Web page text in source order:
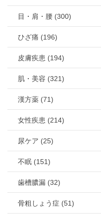
目・肩・腰 (300)
ひざ痛 (196)
皮膚疾患 (194)
肌・美容 (321)
漢方薬 (71)
女性疾患 (214)
尿ケア (25)
不眠 (151)
歯槽膿漏 (32)
骨粗しょう症 (51)